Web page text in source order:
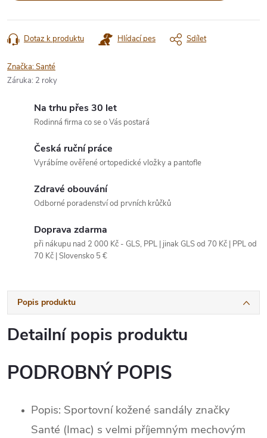
Dotaz k produktu Hlídací pes Sdílet
Značka:Santé
Záruka: 2 roky
Na trhu přes 30 let
Rodinná firma co se o Vás postará
Česká ruční práce
Vyrábíme ověřené ortopedické vložky a pantofle
Zdravé obouvání
Odborné poradenství od prvních krůčků
Doprava zdarma
při nákupu nad 2 000 Kč - GLS, PPL | jinak GLS od 70 Kč | PPL od
70 Kč | Slovensko 5 €
Popis produktu
Detailní popis produktu
PODROBNÝ POPIS
Popis: Sportovní kožené sandály značky
Santé (Imac) s velmi příjemným mechovým